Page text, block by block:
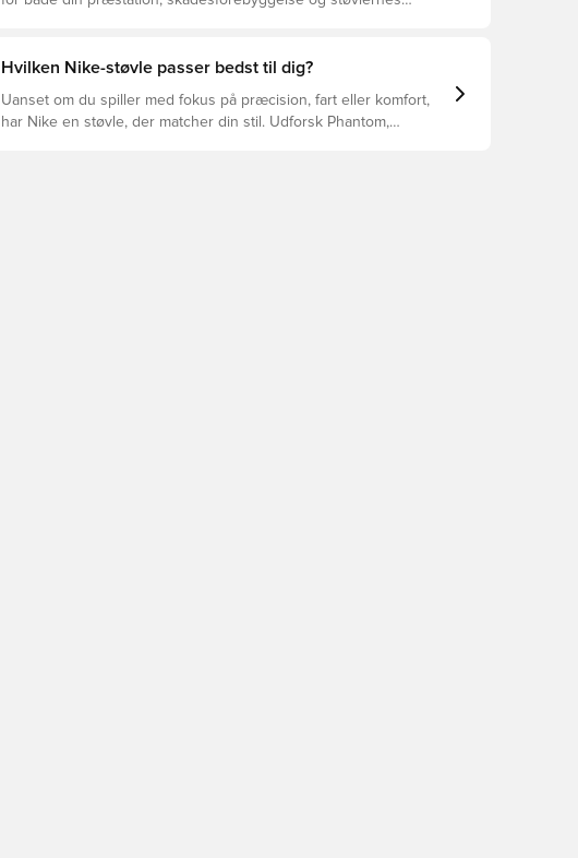
forskellige typer underlag.
Hvilken Nike-støvle passer bedst til dig?
Uanset om du spiller med fokus på præcision, fart eller komfort,
har Nike en støvle, der matcher din stil. Udforsk Phantom,